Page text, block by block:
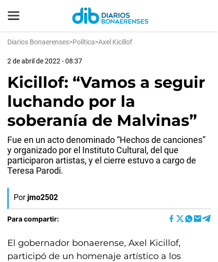
Diarios Bonaerenses>Política>Axel Kicillof
2 de abril de 2022 - 08:37
Kicillof: “Vamos a seguir
luchando por la
soberanía de Malvinas”
Fue en un acto denominado “Hechos de canciones”
y organizado por el Instituto Cultural, del que
participaron artistas, y el cierre estuvo a cargo de
Teresa Parodi.
Por jmo2502
Para compartir:
El gobernador bonaerense, Axel Kicillof,
participó de un homenaje artístico a los